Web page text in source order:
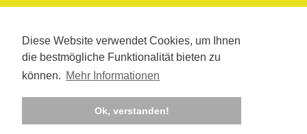
Diese Website verwendet Cookies, um Ihnen
die bestmögliche Funktionalität bieten zu
können. Mehr Informationen
Ok, verstanden!